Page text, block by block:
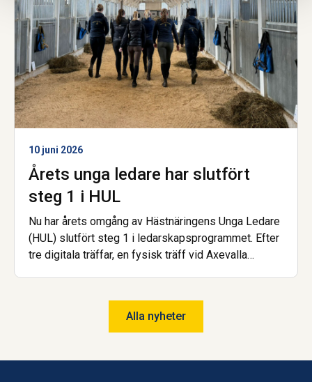
10 juni 2026
Årets unga ledare har slutfört
steg 1 i HUL
Nu har årets omgång av Hästnäringens Unga Ledare
(HUL) slutfört steg 1 i ledarskapsprogrammet. Efter
tre digitala träffar, en fysisk träff vid Axevalla
Alla nyheter